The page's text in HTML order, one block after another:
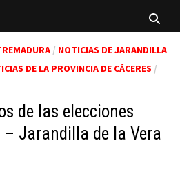
/ NOTICIAS DE JARANDILLA
DE LA PROVINCIA DE CÁCERES /
de las elecciones
Jarandilla de la Vera